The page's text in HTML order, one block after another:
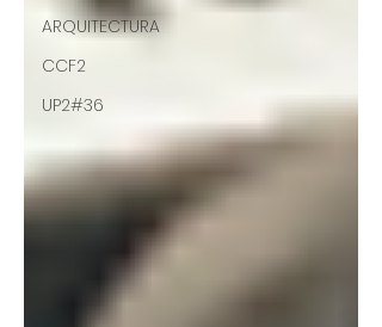
ARQUITECTURA
CCF2
UP2#36